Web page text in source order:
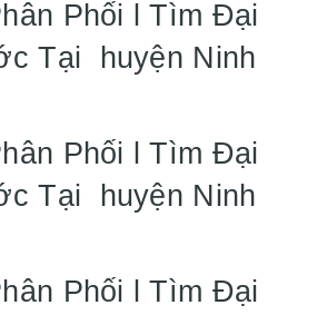
Phối l Tìm Đại
Tại huyện Ninh
Phối l Tìm Đại
Tại huyện Ninh
Phối l Tìm Đại